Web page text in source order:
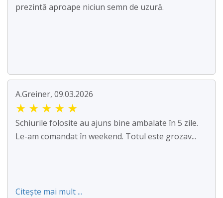
prezintă aproape niciun semn de uzură.
A.Greiner, 09.03.2026
★ ★ ★ ★ ★
Schiurile folosite au ajuns bine ambalate în 5 zile.
Le-am comandat în weekend. Totul este grozav...
Citește mai mult ...